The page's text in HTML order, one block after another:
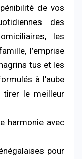
de vos
des
les
l’emprise
tus et les
à l’aube
le meilleur
harmonie avec
pour